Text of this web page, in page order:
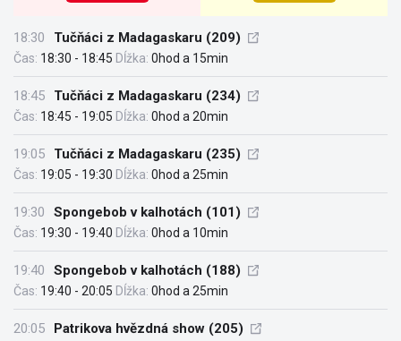
18:30 Tučňáci z Madagaskaru (209)
Čas: 18:30 - 18:45 Dĺžka: 0hod a 15min
18:45 Tučňáci z Madagaskaru (234)
Čas: 18:45 - 19:05 Dĺžka: 0hod a 20min
19:05 Tučňáci z Madagaskaru (235)
Čas: 19:05 - 19:30 Dĺžka: 0hod a 25min
19:30 Spongebob v kalhotách (101)
Čas: 19:30 - 19:40 Dĺžka: 0hod a 10min
19:40 Spongebob v kalhotách (188)
Čas: 19:40 - 20:05 Dĺžka: 0hod a 25min
20:05 Patrikova hvězdná show (205)